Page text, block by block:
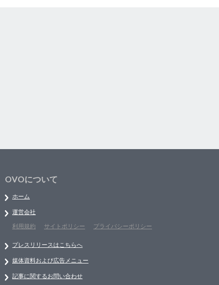
OVOについて
ホーム
運営会社
利用規約
サイトポリシー プライバシーポリシー
プレスリリースはこちらへ
媒体資料および広告メニュー
記事に関するお問い合わせ